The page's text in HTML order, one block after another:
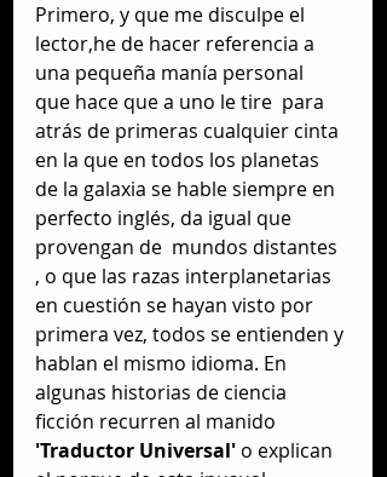
Primero, y que me disculpe el
lector,he de hacer referencia a
una pequeña manía personal
que hace que a uno le tire  para
atrás de primeras cualquier cinta
en la que en todos los planetas
de la galaxia se hable siempre en
perfecto inglés, da igual que
provengan de  mundos distantes
, o que las razas interplanetarias
en cuestión se hayan visto por
primera vez, todos se entienden y
hablan el mismo idioma. En
algunas historias de ciencia
ficción recurren al manido
'Traductor Universal' o explican